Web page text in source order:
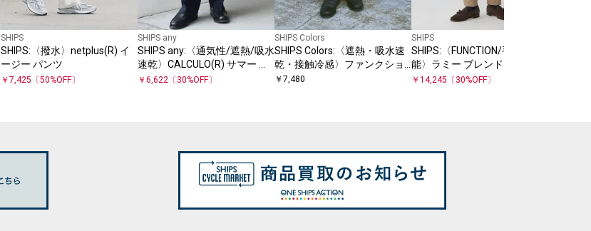
SHIPS
SHIPS:〈撥水〉netplus(R) イ
ージー パンツ
￥ 7,425 〔50%OFF〕
SHIPS any
SHIPS any:〈通気性/遮熱/吸水
速乾〉CALCULO(R) サマー ト
ロピカル 2タック イージー パ
￥ 6,622 〔 30%OFF〕
SHIPS Colors
SHIPS Colors:〈遮熱・吸水速
乾・接触冷感〉ファンクショ
ナル イージー スラックス◇
￥ 7,480
SHIPS
SHIPS:〈FUNCTION/手洗い可
能〉ラミー ブレンド スラック
ス(セットアップ対応)
￥ 14,245 〔 30%OFF〕